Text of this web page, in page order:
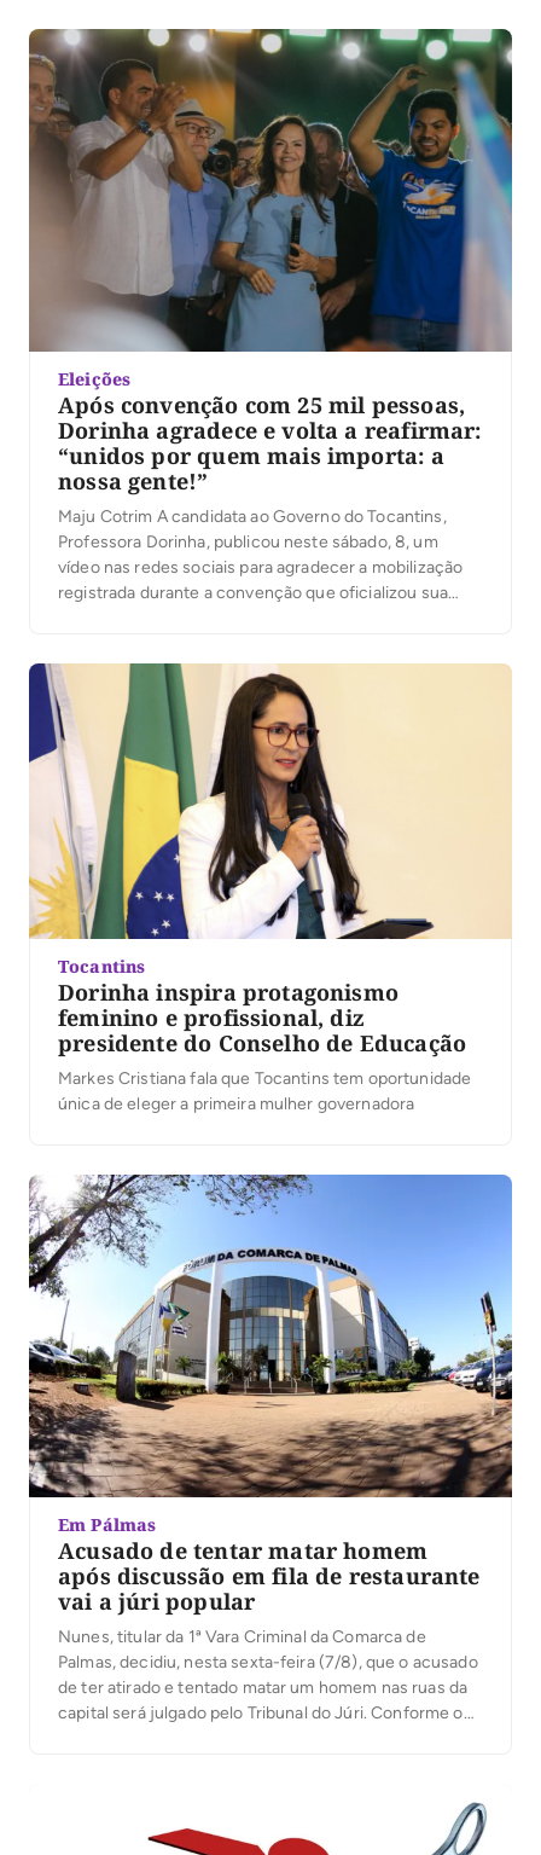
o evento reuniu jovens de Palmas em torno de […]
Eleições
Após convenção com 25 mil pessoas,
Dorinha agradece e volta a reafirmar:
“unidos por quem mais importa: a
nossa gente!”
Maju Cotrim A candidata ao Governo do Tocantins,
Professora Dorinha, publicou neste sábado, 8, um
vídeo nas redes sociais para agradecer a mobilização
registrada durante a convenção que oficializou sua
destacou a presença das caravanas, lideranças e
apoiadores que participaram […]
Tocantins
Dorinha inspira protagonismo
feminino e profissional, diz
presidente do Conselho de Educação
Markes Cristiana fala que Tocantins tem oportunidade
única de eleger a primeira mulher governadora
Em Pálmas
Acusado de tentar matar homem
após discussão em fila de restaurante
vai a júri popular
Nunes, titular da 1ª Vara Criminal da Comarca de
Palmas, decidiu, nesta sexta-feira (7/8), que o acusado
de ter atirado e tentado matar um homem nas ruas da
capital será julgado pelo Tribunal do Júri. Conforme o